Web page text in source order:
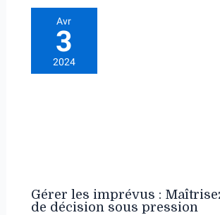
Avr
3
2024
Gérer les imprévus :
de décision sous pression